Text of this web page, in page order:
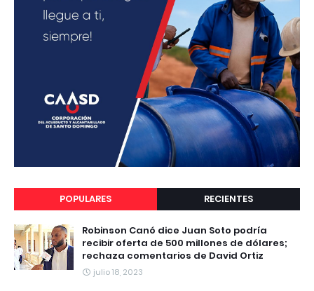
POPULARES RECIENTES
Robinson Canó dice Juan Soto podría
recibir oferta de 500 millones de dólares;
rechaza comentarios de David Ortiz
julio 18, 2023